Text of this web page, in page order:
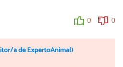
0 0
a de ExpertoAnimal)